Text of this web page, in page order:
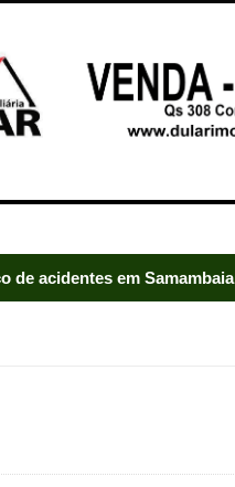
de acidentes em Samambaia
GDF